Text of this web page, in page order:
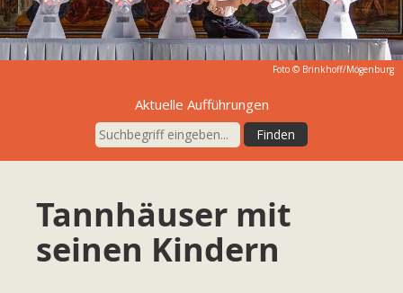
Foto © Brinkhoff/Mögenburg
Aktuelle Aufführungen
Tannhäuser mit
seinen Kindern